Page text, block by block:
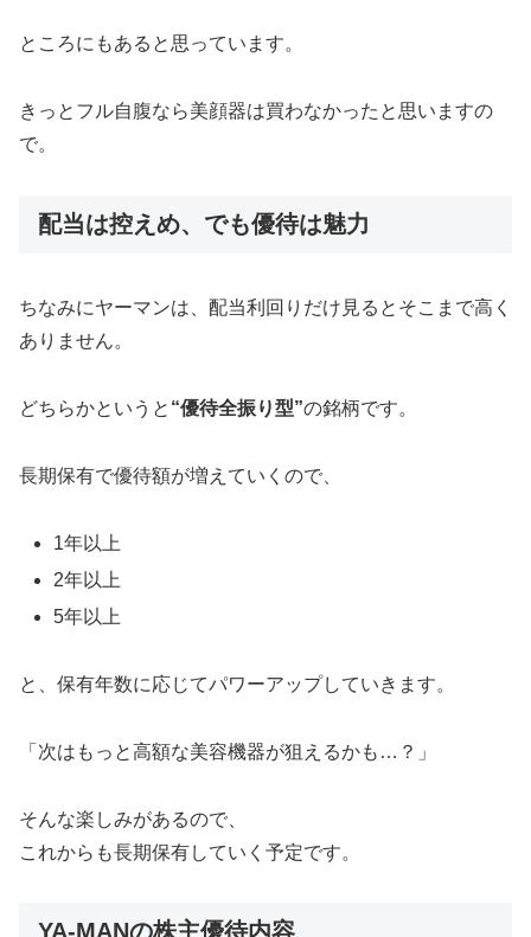
ところにもあると思っています。
きっとフル自腹なら美顔器は買わなかったと思いますの
で。
配当は控えめ、でも優待は魅力
ちなみにヤーマンは、配当利回りだけ見るとそこまで高く
ありません。
どちらかというと “優待全振り型”の銘柄です。
長期保有で優待額が増えていくので、
1年以上
2年以上
5年以上
と、保有年数に応じてパワーアップしていきます。
「次はもっと高額な美容機器が狙えるかも…？」
そんな楽しみがあるので、
これからも長期保有していく予定です。
YA-MANの株主優待内容